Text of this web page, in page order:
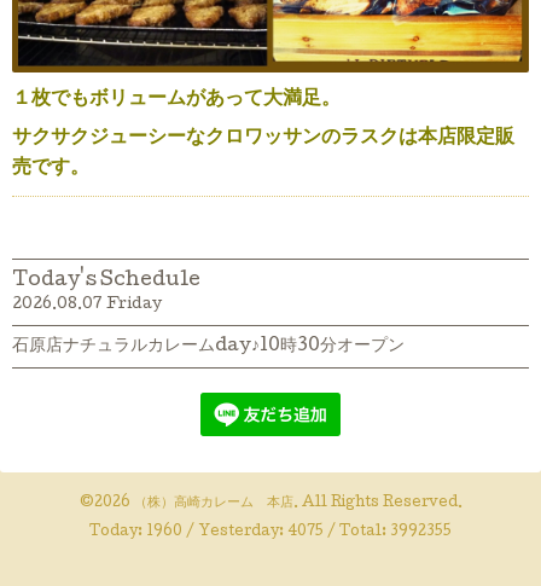
１枚でもボリュームがあって大満足。
サクサクジューシーなクロワッサンのラスクは本店限定販
売です。
Today's Schedule
2026.08.07 Friday
石原店ナチュラルカレームday♪10時30分オープン
©2026 （株）高崎カレーム 本店. All Rights Reserved.
Today: 1960 / Yesterday: 4075 / Total: 3992355